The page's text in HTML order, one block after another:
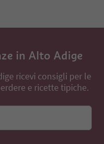
in Alto Adige
ricevi consigli per le
e ricette tipiche.